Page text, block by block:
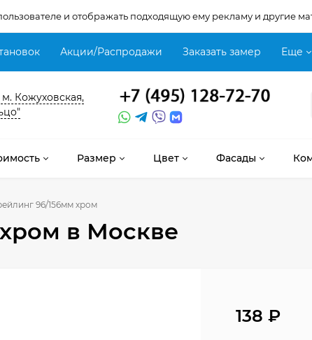
и отображать подходящую ему рекламу и другие
Акции/Распродажи Заказать замер Еще
Кожуховская,
Размер Цвет Фасады
96/156мм хром
в Москве
138₽